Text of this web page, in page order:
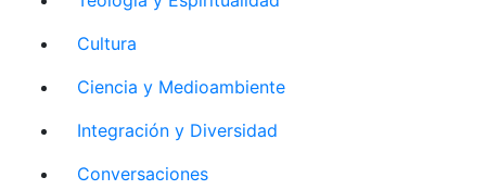
Cultura
Ciencia y Medioambiente
Integración y Diversidad
Conversaciones